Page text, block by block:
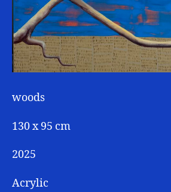
woods
130 x 95 cm
2025
Acrylic